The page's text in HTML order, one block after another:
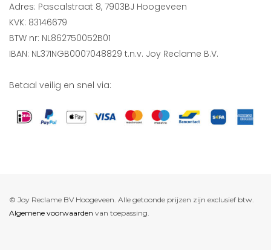
Adres: Pascalstraat 8, 7903BJ Hoogeveen
KVK: 83146679
BTW nr: NL862750052B01
IBAN: NL37INGB0007048829 t.n.v. Joy Reclame B.V.
Betaal veilig en snel via:
© Joy Reclame BV Hoogeveen. Alle getoonde prijzen zijn exclusief btw.
Algemene voorwaarden van toepassing.